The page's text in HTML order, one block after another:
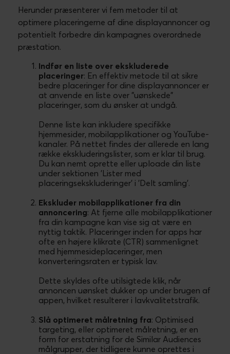
Herunder præsenterer vi fem metoder til at
optimere placeringerne af dine displayannoncer og
potentielt forbedre din kampagnes overordnede
præstation.
Indfør en liste over ekskluderede
placeringer: En effektiv metode til at sikre
bedre placeringer for dine displayannoncer er
at anvende en liste over "uønskede"
placeringer, som du ønsker at undgå.
Denne liste kan inkludere specifikke
hjemmesider, mobilapplikationer og YouTube-
kanaler. På nettet findes der allerede en lang
række ekskluderingslister, som er klar til brug.
Du kan nemt oprette eller uploade din liste
under sektionen 'Lister med
placeringsekskluderinger' i 'Delt samling'.
Ekskluder mobilapplikationer fra din
annoncering: At fjerne alle mobilapplikationer
fra din kampagne kan vise sig at være en
nyttig taktik. Placeringer inden for apps har
ofte en højere klikrate (CTR) sammenlignet
med hjemmesideplaceringer, men
konverteringsraten er typisk lav.
Dette skyldes ofte utilsigtede klik, når
annoncen uønsket dukker op under brugen af
appen, hvilket resulterer i lavkvalitetstrafik.
Slå optimeret målretning fra: Optimised
targeting, eller optimeret målretning, er en
form for erstatning for de Similar Audiences
målgrupper, der tidligere kunne oprettes i